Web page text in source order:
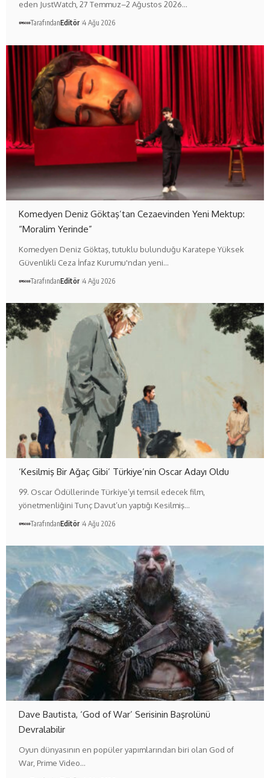
eden JustWatch, 27 Temmuz–2 Ağustos 2026…
TarafındanEditör 4 Ağu 2026
Komedyen Deniz Göktaş’tan Cezaevinden Yeni Mektup:
“Moralim Yerinde”
Komedyen Deniz Göktaş, tutuklu bulunduğu Karatepe Yüksek
Güvenlikli Ceza İnfaz Kurumu'ndan yeni…
TarafındanEditör 4 Ağu 2026
‘Kesilmiş Bir Ağaç Gibi’ Türkiye’nin Oscar Adayı Oldu
99. Oscar Ödüllerinde Türkiye’yi temsil edecek film,
yönetmenliğini Tunç Davut’un yaptığı Kesilmiş…
TarafındanEditör 4 Ağu 2026
Dave Bautista, ‘God of War’ Serisinin Başrolünü
Devralabilir
Oyun dünyasının en popüler yapımlarından biri olan God of
War, Prime Video…